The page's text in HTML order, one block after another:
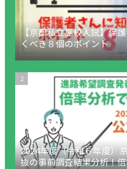
【京都私立高校入試】保
くべき８個のポイント
2024年度（令和６年度）
抜の事前調査結果分析！